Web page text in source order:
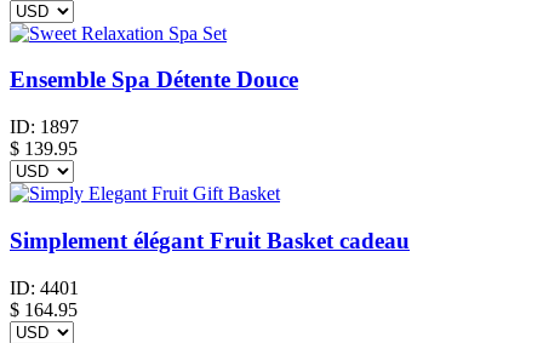
Ensemble Spa Détente Douce
ID: 1897
$ 139.95
Simplement élégant Fruit Basket cadeau
ID: 4401
$ 164.95